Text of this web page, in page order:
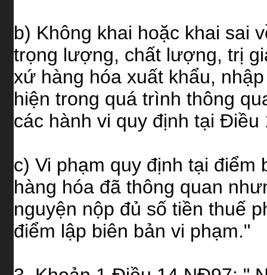
b) Không khai hoặc khai sai
trọng lượng, chất lượng, trị
xứ hàng hóa xuất khẩu,
hiện trong quá trình thông
các hành vi quy định tại Điều
c) Vi phạm quy định tại điểm
hàng hóa đã thông quan
nguyện nộp đủ số tiền thuế
điểm lập biên bản vi phạm."